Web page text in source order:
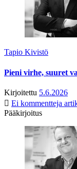
Tapio Kivistö
Pieni virhe, suuret
Kirjoitettu 5.6.2026
Ei kommentteja
Pääkirjoitus